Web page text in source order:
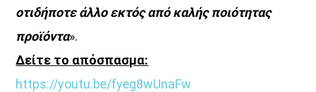
ΜΟΥΣΙΚΗ
οτιδήποτε άλλο εκτός από καλής ποιότητας
προϊόντα».
Δείτε το απόσπασμα:
https://youtu.be/fyeg8wUnaFw